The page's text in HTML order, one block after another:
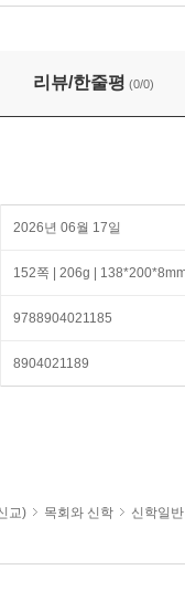
리뷰/한줄평 (0/0)
2026년 06월 17일
152쪽 | 206g |
9788904021185
8904021189
교) 목회와 신학 신학일반